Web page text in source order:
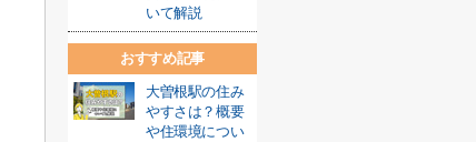
いて解説
おすすめ記事
大曽根駅の住み
やすさは？概要
や住環境につい